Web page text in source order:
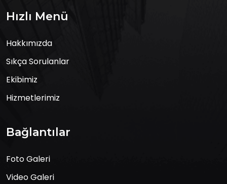
Hızlı Menü
Hakkımızda
Sıkça Sorulanlar
Ekibimiz
Hizmetlerimiz
Bağlantılar
Foto Galeri
Video Galeri